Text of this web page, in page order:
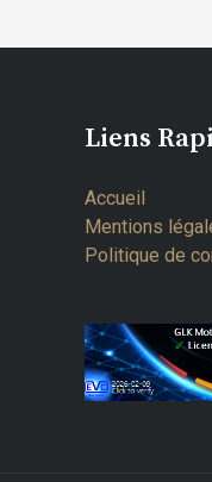
Liens
Accueil
Mentions
Politique de